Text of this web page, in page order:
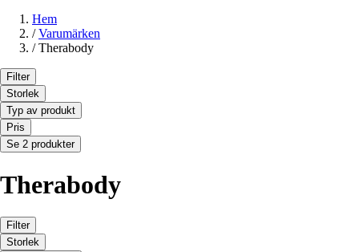
Hem
/ Varumärken
/ Therabody
Filter
Storlek
Typ av produkt
Pris
Se 2 produkter
Therabody
Filter
Storlek